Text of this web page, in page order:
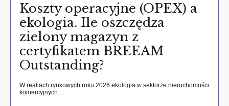
Koszty operacyjne (OPEX) a
ekologia. Ile oszczędza
zielony magazyn z
certyfikatem BREEAM
Outstanding?
W realiach rynkowych roku 2026 ekologia w sektorze nieruchomości
komercyjnych…